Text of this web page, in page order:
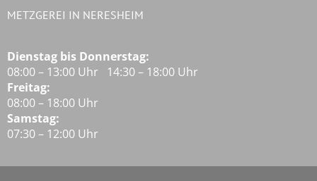
METZGEREI IN NERESHEIM
Dienstag bis Donnerstag:
08:00 – 13:00 Uhr 14:30 – 18:00 Uhr
Freitag:
08:00 – 18:00 Uhr
Samstag:
07:30 – 12:00 Uhr